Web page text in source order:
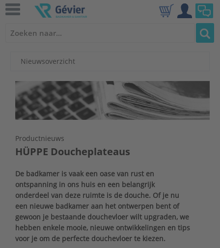
Nieuwsoverzicht
Productnieuws
HÜPPE Doucheplateaus
De badkamer is vaak een oase van rust en
ontspanning in ons huis en een belangrijk
onderdeel van deze ruimte is de douche. Of je nu
een nieuwe badkamer aan het ontwerpen bent of
gewoon je bestaande douchevloer wilt upgraden, we
hebben enkele mooie, nieuwe ontwikkelingen en tips
voor je om de perfecte douchevloer te kiezen.